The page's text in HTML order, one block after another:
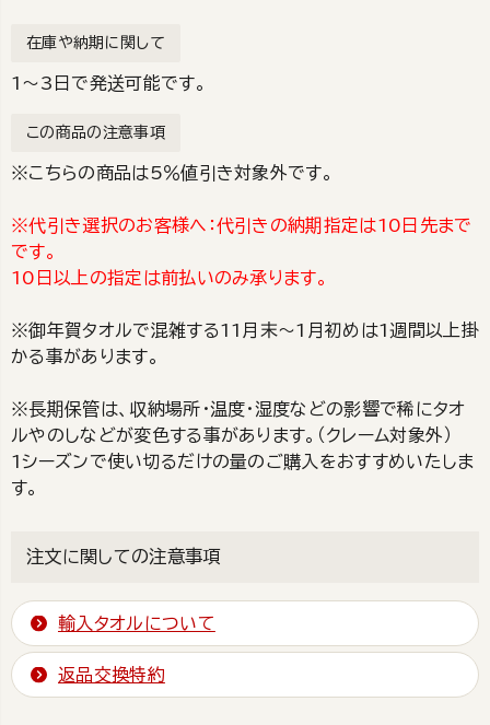
在庫や納期に関して
1～3日で発送可能です。
この商品の注意事項
※こちらの商品は5％値引き対象外です。
※代引き選択のお客様へ：代引きの納期指定は10日先まで
です。
10日以上の指定は前払いのみ承ります。
※御年賀タオルで混雑する11月末～1月初めは1週間以上掛
かる事があります。
※長期保管は、収納場所・温度・湿度などの影響で稀にタオ
ルやのしなどが変色する事があります。（クレーム対象外）
1シーズンで使い切るだけの量のご購入をおすすめいたしま
す。
注文に関しての注意事項
輸入タオルについて
返品交換特約